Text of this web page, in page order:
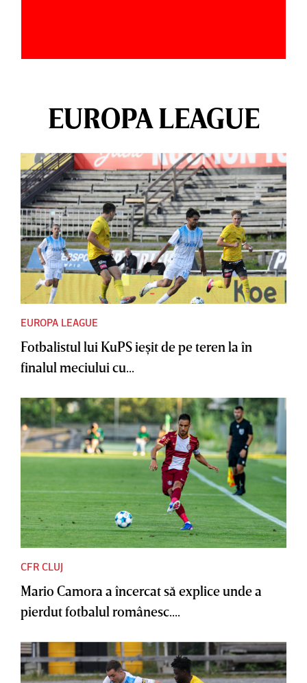
EUROPA LEAGUE
EUROPA LEAGUE
Fotbalistul lui KuPS ieşit de pe teren la în
finalul meciului cu...
CFR CLUJ
Mario Camora a încercat să explice unde a
pierdut fotbalul românesc....